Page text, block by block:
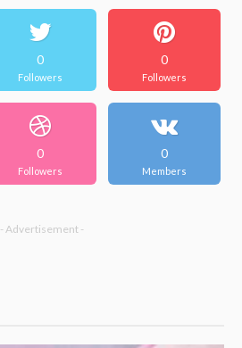
0
Followers
0
Followers
0
Followers
0
Members
- Advertisement -